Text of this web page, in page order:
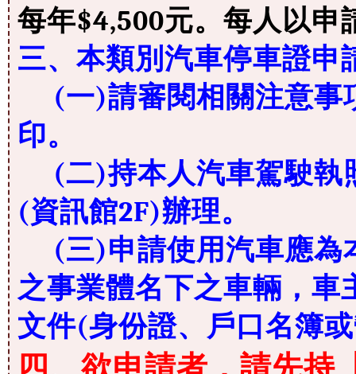
每年$4,500元。每人以申
三、本類別汽車停車證申
(一)請審閱相關注意事
印。
(二)持本人汽車駕駛執
(資訊館2F)辦理。
(三)申請使用汽車應為
之事業體名下之車輛，車
文件(身份證、戶口名簿